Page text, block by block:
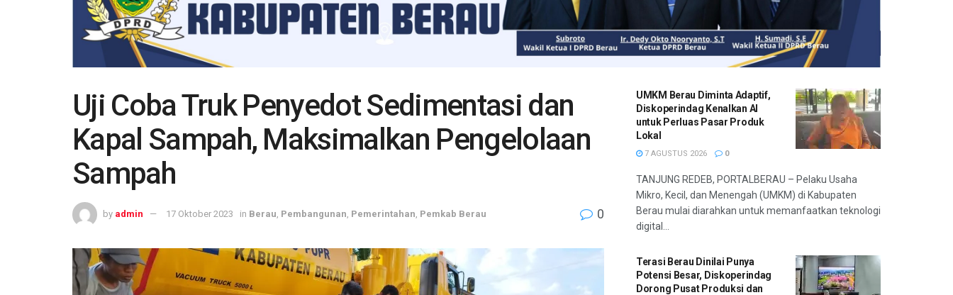
Uji Coba Truk Penyedot Sedimentasi dan
Kapal Sampah, Maksimalkan Pengelolaan
Sampah
by admin 17 Oktober 2023 in Berau, Pembangunan, Pemerintahan, Pemkab Berau 0
UMKM Berau Diminta Adaptif,
Diskoperindag Kenalkan AI
untuk Perluas Pasar Produk
Lokal
7 AGUSTUS 2026 0
TANJUNG REDEB, PORTALBERAU – Pelaku Usaha
Mikro, Kecil, dan Menengah (UMKM) di Kabupaten
Berau mulai diarahkan untuk memanfaatkan teknologi
digital...
Terasi Berau Dinilai Punya
Potensi Besar, Diskoperindag
Dorong Pusat Produksi dan